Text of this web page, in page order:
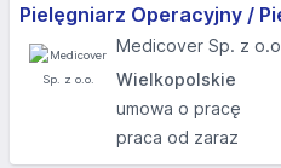
Pielęgniarz Operacyjny /
Medicover Sp. z
Wielkopolskie
umowa o pracę
praca od zaraz